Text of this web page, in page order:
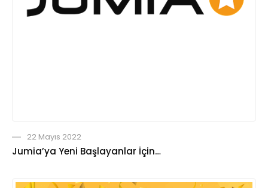
22 Mayıs 2022
Jumia’ya Yeni Başlayanlar İçin…